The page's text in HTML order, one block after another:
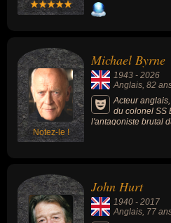
Notez-le !
Michael Byrne
1943 - 2026
Anglais , 82
Acteur
du colonel SS
l'antagoniste brutal
la Dernière
noir Gellert
des rôles d'officiers
comme dans les
"Un pont trop loin"
(1976) ou le soldat
John Hurt
1940 - 2017
Anglais, 77